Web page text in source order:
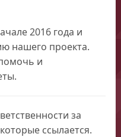
2016 года и
нашего проекта.
и
за
ссылается.